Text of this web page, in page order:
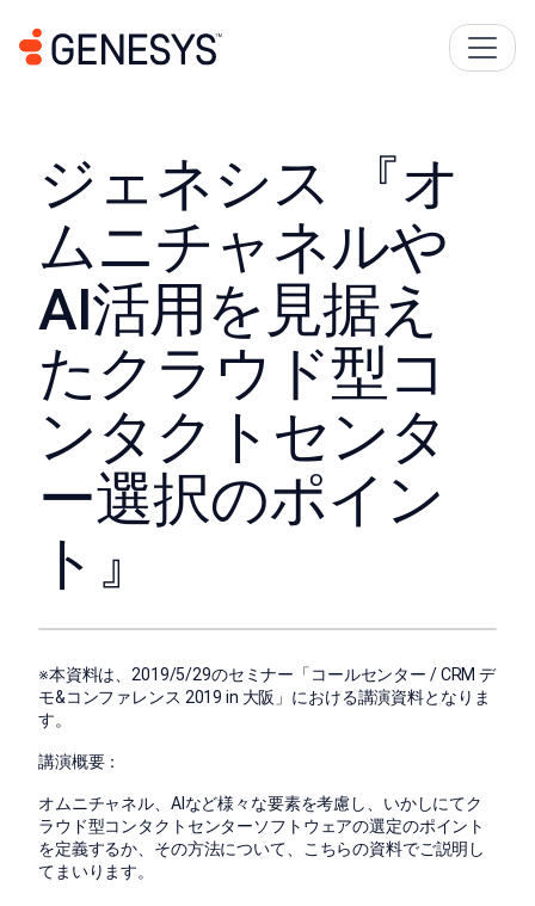
ジェネシス 『オ
ムニチャネルや
AI活用を見据え
たクラウド型コ
ンタクトセンタ
ー選択のポイン
ト』
※本資料は、2019/5/29のセミナー「コールセンター / CRMデ
モ&コンファレンス 2019 in 大阪」における講演資料となりま
す。
講演概要：
オムニチャネル、AIなど様々な要素を考慮し、いかしにてク
ラウド型コンタクトセンターソフトウェアの選定のポイント
を定義するか、その方法について、こちらの資料でご説明し
てまいります。